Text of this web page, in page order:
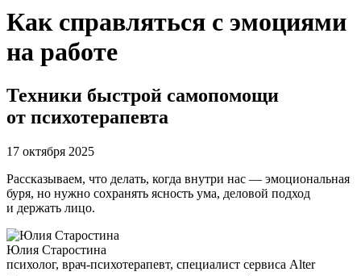
Как справляться с эмоциями
на работе
Техники быстрой самопомощи
от психотерапевта
17 октября 2025
Рассказываем, что делать, когда внутри нас — эмоциональная
буря, но нужно сохранять ясность ума, деловой подход
и держать лицо.
Юлия Старостина
психолог, врач-психотерапевт, специалист сервиса Alter